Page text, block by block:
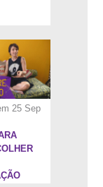
25 Sep
10:40''